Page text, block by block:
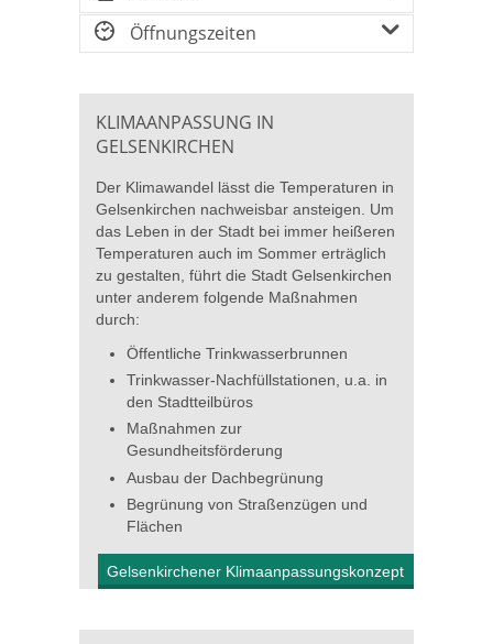
Öffnungszeiten
KLIMAANPASSUNG IN
GELSENKIRCHEN
Der Klimawandel lässt die Temperaturen in
Gelsenkirchen nachweisbar ansteigen. Um
das Leben in der Stadt bei immer heißeren
Temperaturen auch im Sommer erträglich
zu gestalten, führt die Stadt Gelsenkirchen
unter anderem folgende Maßnahmen
durch:
Öffentliche Trinkwasserbrunnen
Trinkwasser-Nachfüllstationen, u.a. in
den Stadtteilbüros
Maßnahmen zur
Gesundheitsförderung
Ausbau der Dachbegrünung
Begrünung von Straßenzügen und
Flächen
Gelsenkirchener Klimaanpassungskonzept